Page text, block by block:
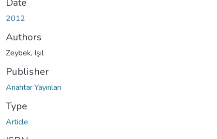
2012
Authors
Zeybek, Işıl
Publisher
Anahtar Yayınları
Type
Article